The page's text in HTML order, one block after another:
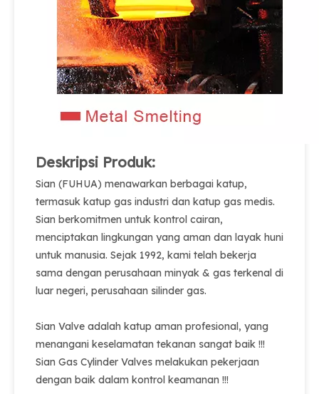
Deskripsi Produk:
Sian (FUHUA) menawarkan berbagai katup,
termasuk katup gas industri dan katup gas medis.
Sian berkomitmen untuk kontrol cairan,
menciptakan lingkungan yang aman dan layak huni
untuk manusia. Sejak 1992, kami telah bekerja
sama dengan perusahaan minyak & gas terkenal di
luar negeri, perusahaan silinder gas.
Sian Valve adalah katup aman profesional, yang
menangani keselamatan tekanan sangat baik !!!
Sian Gas Cylinder Valves melakukan pekerjaan
dengan baik dalam kontrol keamanan !!!